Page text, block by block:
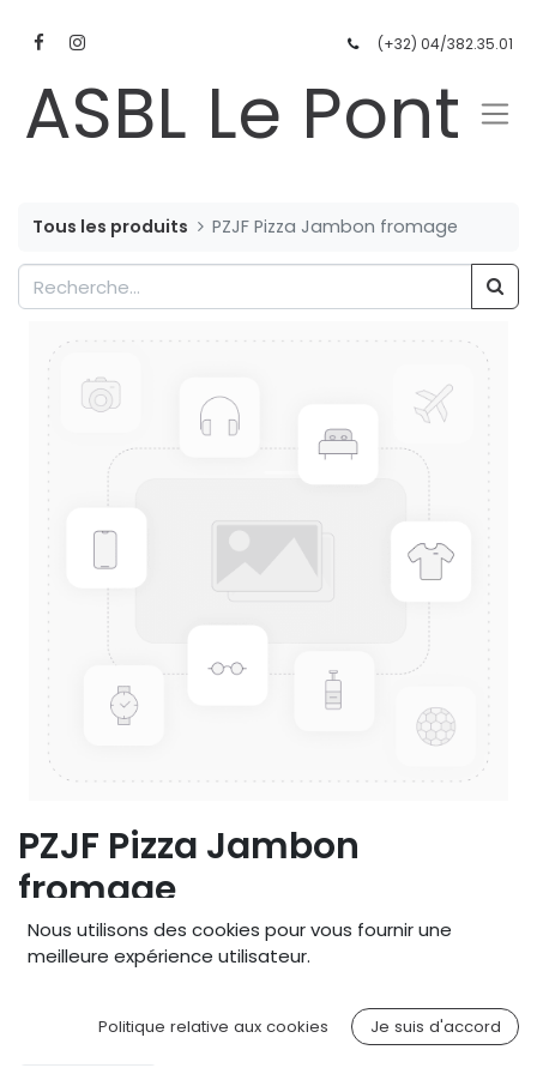
ASBL Le Pont
(+32) 04/382.35.01
Tous les produits PZJF Pizza Jambon fromage
PZJF Pizza Jambon
fromage
3,09€
Nous utilisons des cookies pour vous fournir une
meilleure expérience utilisateur.
Politique relative aux cookies Je suis d'accord